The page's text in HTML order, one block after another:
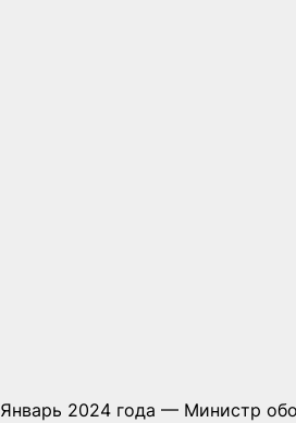
Январь 2024 года — Министр